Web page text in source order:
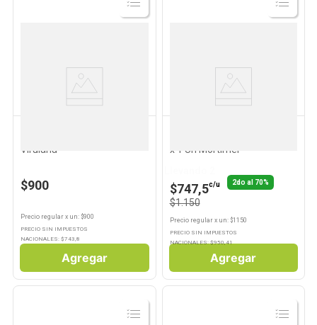
Ver
Producto
Virulana
$900
Precio regular x un: $900
PRECIO SIN IMPUESTOS
NACIONALES: $743,8
Agregar
Ver
Producto
x 1 Un Mortimer
$747,5c/u 2do al 70%
$1.150
Precio regularx un: $1150
PRECIO SIN IMPUESTOS
NACIONALES: $950,41
Agregar